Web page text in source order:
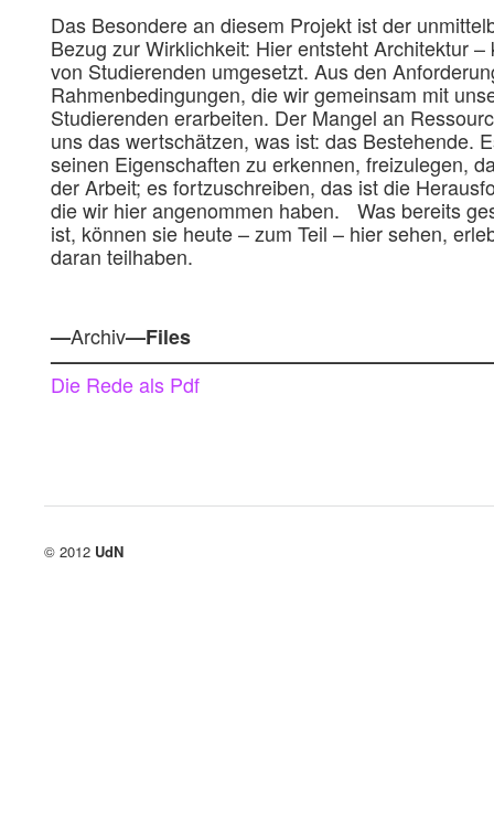
Das Besondere an diesem Projekt ist der
Bezug zur Wirklichkeit: Hier entsteht Architektur –
von Studierenden umgesetzt. Aus den
Rahmenbedingungen, die wir gemeinsam mit
Studierenden erarbeiten. Der Mangel an
uns das wertschätzen, was ist: das Bestehende.
seinen Eigenschaften zu erkennen, freizulegen,
der Arbeit; es fortzuschreiben, das ist die
die wir hier angenommen haben. Was bereits
ist, können sie heute – zum Teil – hier sehen,
daran teilhaben.
—Archiv—Files
Die Rede als Pdf
© 2012 UdN